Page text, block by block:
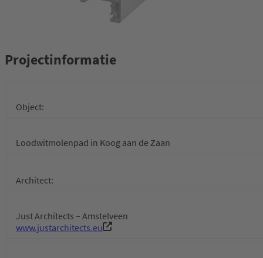
Projectinformatie
Object:
Loodwitmolenpad in Koog aan de Zaan
Architect:
Just Architects – Amstelveen
www.justarchitects.eu